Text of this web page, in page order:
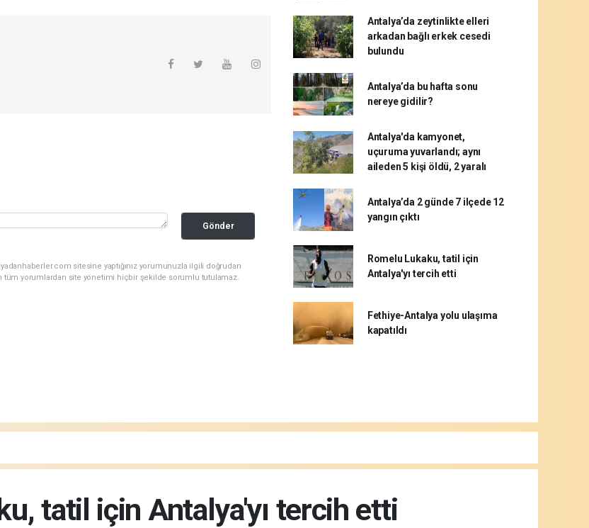
Gönder
sitesine yaptığınız yorumunuzla ilgili doğrudan
tüm yorumlardan site yönetimi hiçbir şekilde sorumlu tutulamaz.
Antalya’da zeytinlikte elleri
arkadan bağlı erkek cesedi
bulundu
Antalya’da bu hafta sonu
nereye gidilir?
Antalya'da kamyonet,
uçuruma yuvarlandı; aynı
aileden 5 kişi öldü, 2 yaralı
Antalya’da 2 günde 7 ilçede 12
yangın çıktı
Romelu Lukaku, tatil için
Antalya'yı tercih etti
Fethiye-Antalya yolu ulaşıma
kapatıldı
tatil için Antalya'yı tercih etti